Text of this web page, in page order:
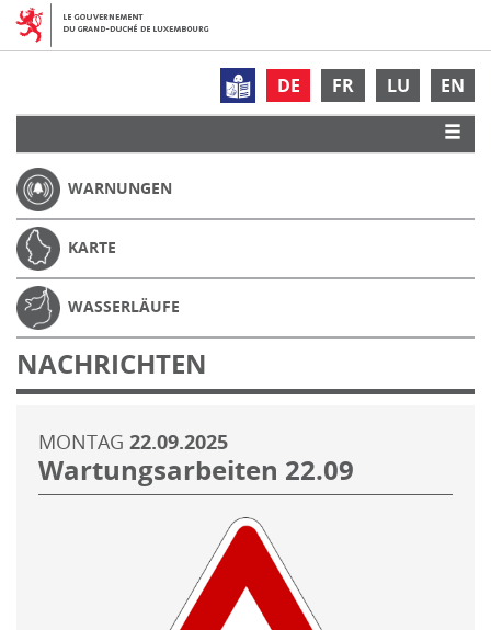
DE FR LU EN
WARNUNGEN
KARTE
WASSERLÄUFE
NACHRICHTEN
MONTAG 22.09.2025
Wartungsarbeiten 22.09